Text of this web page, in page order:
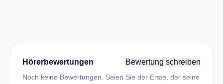
Hörerbewertungen Bewertung schreiben
Noch keine Bewertungen. Seien Sie der Erste, der seine